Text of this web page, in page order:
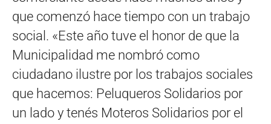
que comenzó hace tiempo con un trabajo
social. «Este año tuve el honor de que la
Municipalidad me nombró como
ciudadano ilustre por los trabajos sociales
que hacemos: Peluqueros Solidarios por
un lado y tenés Moteros Solidarios por el